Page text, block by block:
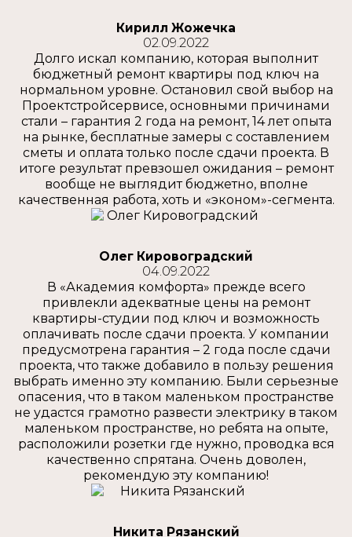
Кирилл Жожечка
02.09.2022
Долго искал компанию, которая выполнит
бюджетный ремонт квартиры под ключ на
нормальном уровне. Остановил свой выбор на
Проектстройсервисе, основными причинами
стали – гарантия 2 года на ремонт, 14 лет опыта
на рынке, бесплатные замеры с составлением
сметы и оплата только после сдачи проекта. В
итоге результат превзошел ожидания – ремонт
вообще не выглядит бюджетно, вполне
качественная работа, хоть и «эконом»-сегмента.
Олег Кировоградский
04.09.2022
В «Академия комфорта» прежде всего
привлекли адекватные цены на ремонт
квартиры-студии под ключ и возможность
оплачивать после сдачи проекта. У компании
предусмотрена гарантия – 2 года после сдачи
проекта, что также добавило в пользу решения
выбрать именно эту компанию. Были серьезные
опасения, что в таком маленьком пространстве
не удастся грамотно развести электрику в таком
маленьком пространстве, но ребята на опыте,
расположили розетки где нужно, проводка вся
качественно спрятана. Очень доволен,
рекомендую эту компанию!
Никита Рязанский